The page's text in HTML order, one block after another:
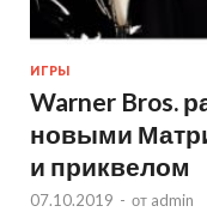
ИГРЫ
Warner Bros.
новыми
и приквелом
07.10.2019 - от admin